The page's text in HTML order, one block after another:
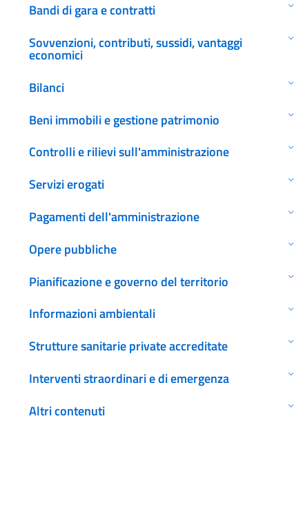
Bandi di gara e contratti
Sovvenzioni, contributi, sussidi, vantaggi
economici
Bilanci
Beni immobili e gestione patrimonio
Controlli e rilievi sull'amministrazione
Servizi erogati
Pagamenti dell'amministrazione
Opere pubbliche
Pianificazione e governo del territorio
Informazioni ambientali
Strutture sanitarie private accreditate
Interventi straordinari e di emergenza
Altri contenuti